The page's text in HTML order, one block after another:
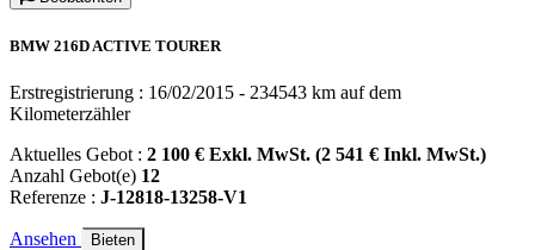
BMW 216D ACTIVE TOURER
Erstregistrierung : 16/02/2015 - 234543 km auf dem
Kilometerzähler
Aktuelles Gebot : 2 100 € Exkl. MwSt. (2 541 € Inkl. MwSt.)
Anzahl Gebot(e) 12
Referenze : J-12818-13258-V1
Ansehen Bieten